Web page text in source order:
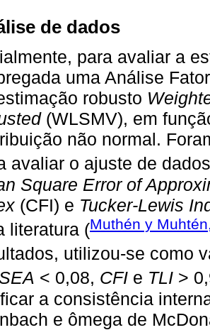
de dados
para avaliar a
uma Análise
robusto
(WLSMV), em
não normal.
avaliar o ajuste de
Square Error of
(CFI) e Tucker-Lewis
literatura (Muthén y
utilizou-se como
< 0,08, CFI e TLI >
a consistência
e ômega de